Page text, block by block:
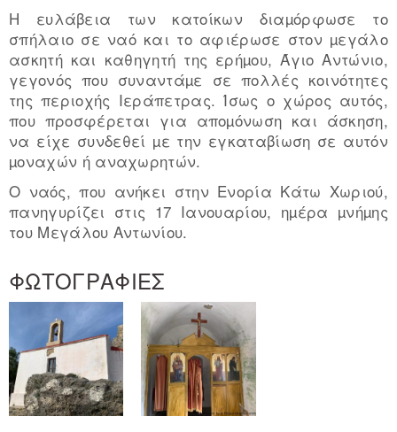
Η ευλάβεια των κατοίκων διαµόρφωσε το
σπήλαιο σε ναό και το αφιέρωσε στον µεγάλο
ασκητή και καθηγητή της ερήµου, Άγιο Αντώνιο,
γεγονός που συναντάµε σε πολλές κοινότητες
της περιοχής Ιεράπετρας. Ίσως ο χώρος αυτός,
που προσφέρεται για αποµόνωση και άσκηση,
να είχε συνδεθεί µε την εγκαταβίωση σε αυτόν
µοναχών ή αναχωρητών.
Ο ναός, που ανήκει στην Ενορία Κάτω Χωριού,
πανηγυρίζει στις 17 Ιανουαρίου, ηµέρα µνήµης
του Μεγάλου Αντωνίου.
ΦΩΤΟΓΡΑΦΙΕΣ